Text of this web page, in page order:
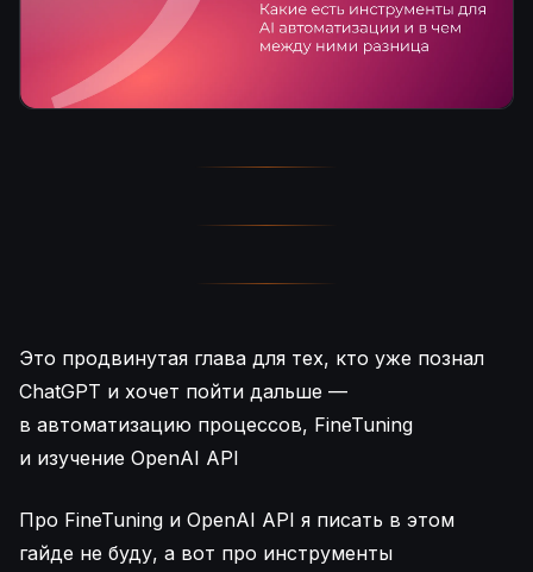
Это продвинутая глава для тех, кто уже познал
ChatGPT и хочет пойти дальше —
в автоматизацию процессов, FineTuning
и изучение OpenAI API
Про FineTuning и OpenAI API я писать в этом
гайде не буду, а вот про инструменты